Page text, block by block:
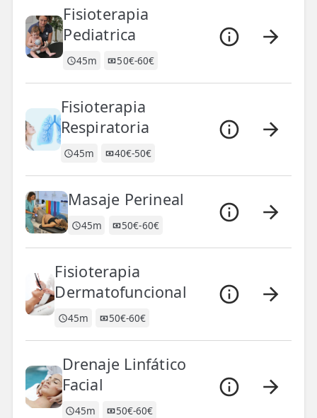
Fisioterapia
Pediatrica
45m 50€-60€
Fisioterapia
Respiratoria
45m 40€-50€
Masaje Perineal
45m 50€-60€
Fisioterapia
Dermatofuncional
45m 50€-60€
Drenaje Linfático
Facial
45m 50€-60€